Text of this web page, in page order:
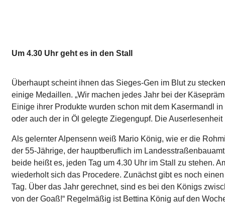
Um 4.30 Uhr geht es in den Stall
Überhaupt scheint ihnen das Sieges-Gen im Blut zu
einige Medaillen. „Wir machen jedes Jahr bei der
Einige ihrer Produkte wurden schon mit dem Kasermandl
oder auch der in Öl gelegte Ziegengupf. Die
Als gelernter Alpensenn weiß Mario König, wie er die
der 55-Jährige, der hauptberuflich im
beide heißt es, jeden Tag um 4.30 Uhr im Stall zu stehen.
wiederholt sich das Procedere. Zunächst gibt es noch
Tag. Über das Jahr gerechnet, sind es bei den Königs
von der Goaß!“ Regelmäßig ist Bettina König auf den